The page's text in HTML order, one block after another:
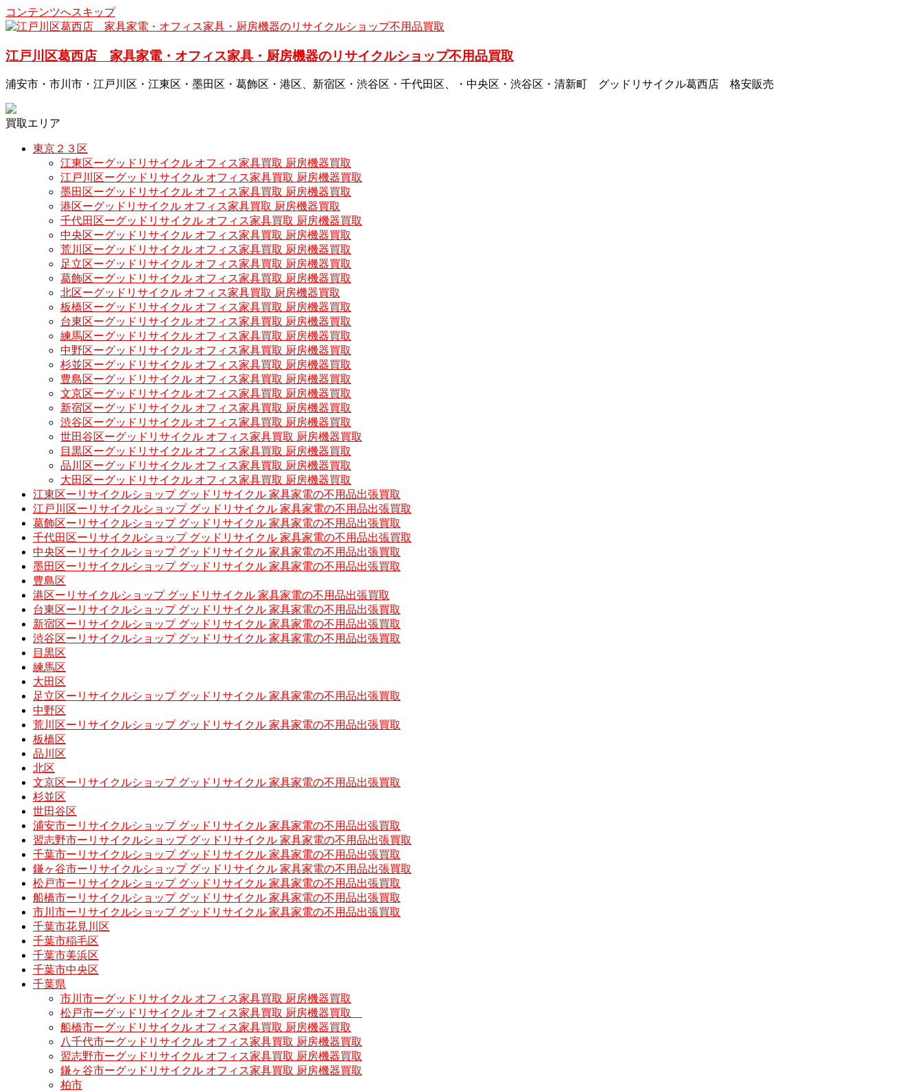
コンテンツへスキップ
江戸川区葛西店 家具家電・オフィス家具・厨房機器のリサイクルショップ不用品買取
浦安市・市川市・江戸川区・江東区・墨田区・葛飾区・港区、新宿区・渋谷区・千代田区、・中央区・渋谷区・清新町 グッドリサイクル葛西店 格安販売
買取エリア
東京２３区
江東区ーグッドリサイクル オフィス家具買取 厨房機器買取
江戸川区ーグッドリサイクル オフィス家具買取 厨房機器買取
墨田区ーグッドリサイクル オフィス家具買取 厨房機器買取
港区ーグッドリサイクル オフィス家具買取 厨房機器買取
千代田区ーグッドリサイクル オフィス家具買取 厨房機器買取
中央区ーグッドリサイクル オフィス家具買取 厨房機器買取
荒川区ーグッドリサイクル オフィス家具買取 厨房機器買取
足立区ーグッドリサイクル オフィス家具買取 厨房機器買取
葛飾区ーグッドリサイクル オフィス家具買取 厨房機器買取
北区ーグッドリサイクル オフィス家具買取 厨房機器買取
板橋区ーグッドリサイクル オフィス家具買取 厨房機器買取
台東区ーグッドリサイクル オフィス家具買取 厨房機器買取
練馬区ーグッドリサイクル オフィス家具買取 厨房機器買取
中野区ーグッドリサイクル オフィス家具買取 厨房機器買取
杉並区ーグッドリサイクル オフィス家具買取 厨房機器買取
豊島区ーグッドリサイクル オフィス家具買取 厨房機器買取
文京区ーグッドリサイクル オフィス家具買取 厨房機器買取
新宿区ーグッドリサイクル オフィス家具買取 厨房機器買取
渋谷区ーグッドリサイクル オフィス家具買取 厨房機器買取
世田谷区ーグッドリサイクル オフィス家具買取 厨房機器買取
目黒区ーグッドリサイクル オフィス家具買取 厨房機器買取
品川区ーグッドリサイクル オフィス家具買取 厨房機器買取
大田区ーグッドリサイクル オフィス家具買取 厨房機器買取
江東区ーリサイクルショップ グッドリサイクル 家具家電の不用品出張買取
江戸川区ーリサイクルショップ グッドリサイクル 家具家電の不用品出張買取
葛飾区ーリサイクルショップ グッドリサイクル 家具家電の不用品出張買取
千代田区ーリサイクルショップ グッドリサイクル 家具家電の不用品出張買取
中央区ーリサイクルショップ グッドリサイクル 家具家電の不用品出張買取
墨田区ーリサイクルショップ グッドリサイクル 家具家電の不用品出張買取
豊島区
港区ーリサイクルショップ グッドリサイクル 家具家電の不用品出張買取
台東区ーリサイクルショップ グッドリサイクル 家具家電の不用品出張買取
新宿区ーリサイクルショップ グッドリサイクル 家具家電の不用品出張買取
渋谷区ーリサイクルショップ グッドリサイクル 家具家電の不用品出張買取
目黒区
練馬区
大田区
足立区ーリサイクルショップ グッドリサイクル 家具家電の不用品出張買取
中野区
荒川区ーリサイクルショップ グッドリサイクル 家具家電の不用品出張買取
板橋区
品川区
北区
文京区ーリサイクルショップ グッドリサイクル 家具家電の不用品出張買取
杉並区
世田谷区
浦安市ーリサイクルショップ グッドリサイクル 家具家電の不用品出張買取
習志野市ーリサイクルショップ グッドリサイクル 家具家電の不用品出張買取
千葉市ーリサイクルショップ グッドリサイクル 家具家電の不用品出張買取
鎌ヶ谷市ーリサイクルショップ グッドリサイクル 家具家電の不用品出張買取
松戸市ーリサイクルショップ グッドリサイクル 家具家電の不用品出張買取
船橋市ーリサイクルショップ グッドリサイクル 家具家電の不用品出張買取
市川市ーリサイクルショップ グッドリサイクル 家具家電の不用品出張買取
千葉市花見川区
千葉市稲毛区
千葉市美浜区
千葉市中央区
千葉県
市川市ーグッドリサイクル オフィス家具買取 厨房機器買取
松戸市ーグッドリサイクル オフィス家具買取 厨房機器買取
船橋市ーグッドリサイクル オフィス家具買取 厨房機器買取
八千代市ーグッドリサイクル オフィス家具買取 厨房機器買取
習志野市ーグッドリサイクル オフィス家具買取 厨房機器買取
鎌ヶ谷市ーグッドリサイクル オフィス家具買取 厨房機器買取
柏市